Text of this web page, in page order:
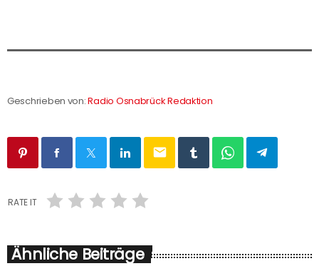
Geschrieben von:Radio Osnabrück Redaktion
email
RATE IT
Ähnliche Beiträge